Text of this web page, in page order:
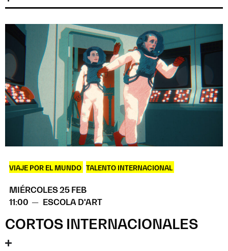
VIAJE POR EL MUNDO TALENTO INTERNACIONAL
MIÉRCOLES 25 FEB
11:00 — ESCOLA D'ART
CORTOS INTERNACIONALES